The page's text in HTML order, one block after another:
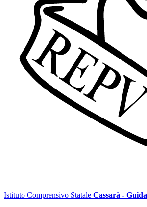
Istituto Comprensivo Statale Cassarà - Guida